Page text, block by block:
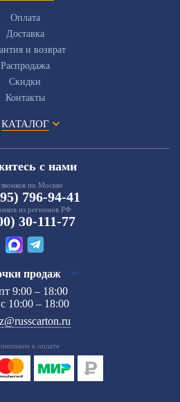
Оплата
Доставка
и возврат
Распродажа
Скидки
Контакты
КАТАЛОГ
с нами
звонков по Москве
796-94-41
из регионов РФ
30-111-77
продаж
9:00 – 18:00
10:00 – 18:00
к оплате